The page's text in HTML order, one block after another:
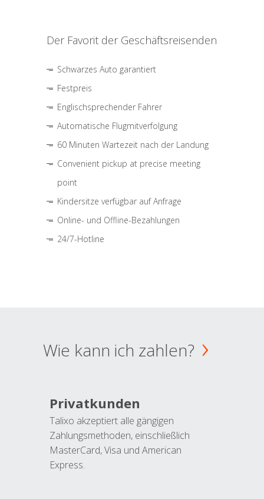
Der Favorit der Geschäftsreisenden
Schwarzes Auto garantiert
Festpreis
Englischsprechender Fahrer
Automatische Flugmitverfolgung
60 Minuten Wartezeit nach der Landung
Convenient pickup at precise meeting
point
Kindersitze verfügbar auf Anfrage
Online- und Offline-Bezahlungen
24/7-Hotline
Wie kann ich zahlen?
Privatkunden
Talixo akzeptiert alle gängigen
Zahlungsmethoden, einschließlich
MasterCard, Visa und American
Express.